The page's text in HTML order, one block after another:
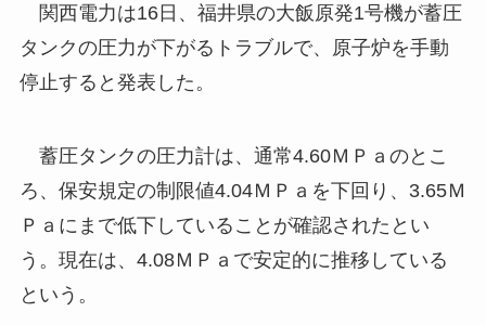
関西電力は16日、福井県の大飯原発1号機が蓄圧
タンクの圧力が下がるトラブルで、原子炉を手動
停止すると発表した。
蓄圧タンクの圧力計は、通常4.60ＭＰａのとこ
ろ、保安規定の制限値4.04ＭＰａを下回り、3.65Ｍ
Ｐａにまで低下していることが確認されたとい
う。現在は、4.08ＭＰａで安定的に推移している
という。